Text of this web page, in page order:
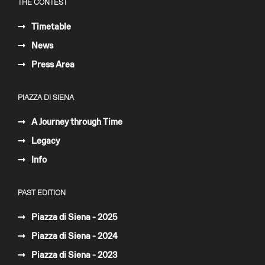
THE CONTEST
Timetable
News
Press Area
PIAZZA DI SIENA
A Journey through Time
Legacy
Info
PAST EDITION
Piazza di Siena - 2025
Piazza di Siena - 2024
Piazza di Siena - 2023